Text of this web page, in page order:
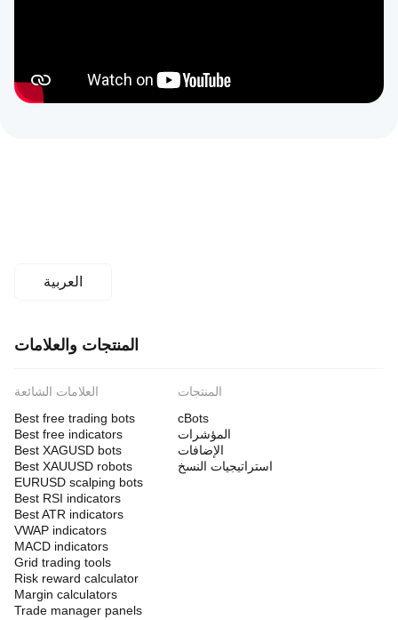
العربية
المنتجات والعلامات
العلامات الشائعة
Best free trading bots
Best free indicators
Best XAGUSD bots
Best XAUUSD robots
EURUSD scalping bots
Best RSI indicators
Best ATR indicators
VWAP indicators
MACD indicators
Grid trading tools
Risk reward calculator
Margin calculators
Trade manager panels
المنتجات
cBots
المؤشرات
الإضافات
استراتيجيات النسخ